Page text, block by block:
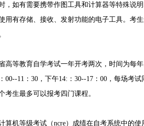
如有需要携带作图工具和计算器等特殊说明
用有存储、接收、发射功能的电子工具。考
等教育自学考试一年开考两次，时间为每年
00--11：30，下午14:：30--17：00，每场考
考生最多可以报考四门课程。
机等级考试（ncre）成绩在自考系统中的使